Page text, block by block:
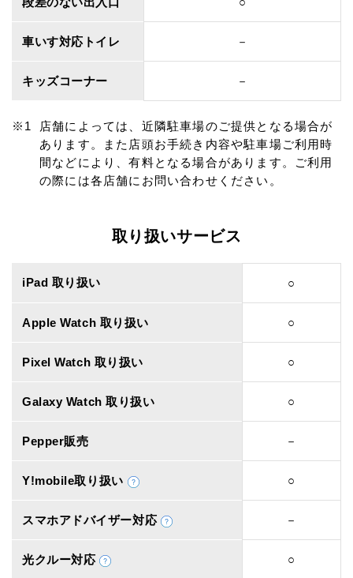
車いす対応トイレ －
キッズコーナー －
店舗によっては、近隣駐車場のご提供となる場合が
あります。また店頭お手続き内容や駐車場ご利用時
間などにより、有料となる場合があります。ご利用
の際には各店舗にお問い合わせください。
取り扱いサービス
iPad 取り扱い ○
Apple Watch 取り扱い ○
Pixel Watch 取り扱い ○
Galaxy Watch 取り扱い ○
Pepper販売 －
Y!mobile取り扱い ○
スマホアドバイザー対応 －
光クルー対応 ○